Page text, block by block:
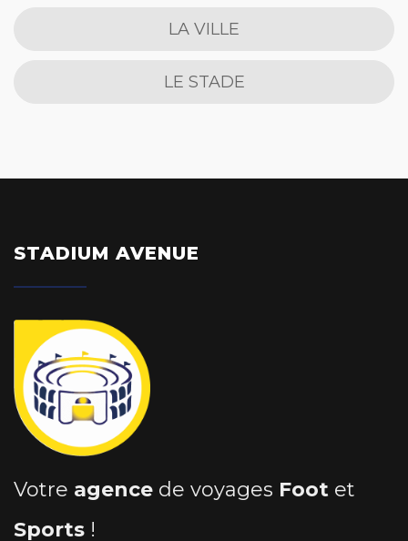
LA VILLE
LE STADE
STADIUM AVENUE
Votre agence de voyages Foot et
Sports !